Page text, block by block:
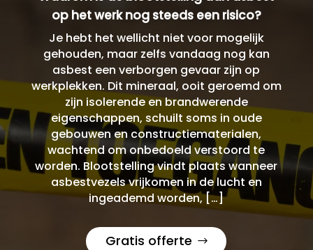
op het werk nog steeds een risico?
Je hebt het wellicht niet voor mogelijk
gehouden, maar zelfs vandaag nog kan
asbest een verborgen gevaar zijn op
werkplekken. Dit mineraal, ooit geroemd om
zijn isolerende en brandwerende
eigenschappen, schuilt soms in oude
gebouwen en constructiematerialen,
wachtend om onbedoeld verstoord te
worden. Blootstelling vindt plaats wanneer
asbestvezels vrijkomen in de lucht en
ingeademd worden, […]
Gratis offerte